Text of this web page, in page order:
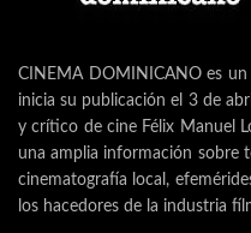
CINEMA DOMINICANO es
inicia su publicación el 3 de
y crítico de cine Félix Manuel
una amplia información sobre
cinematografía local,
los hacedores de la industria